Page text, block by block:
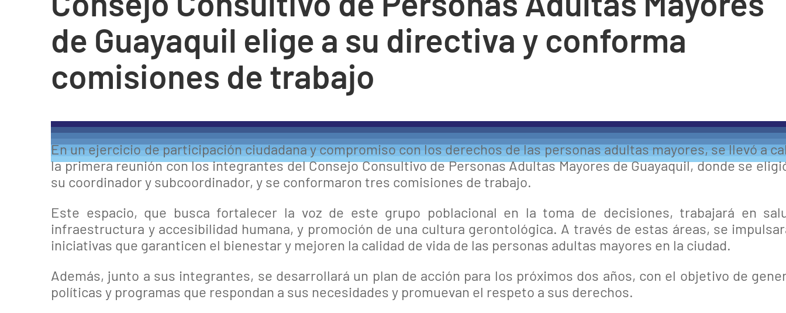
de Guayaquil elige a su directiva y conforma
comisiones de trabajo
En un ejercicio de participación ciudadana y compromiso con los derechos de las personas adultas mayores, se llevó a
la primera reunión con los integrantes del Consejo Consultivo de Personas Adultas Mayores de Guayaquil, donde se
su coordinador y subcoordinador, y se conformaron tres comisiones de trabajo.
Este espacio, que busca fortalecer la voz de este grupo poblacional en la toma de decisiones, trabajará en
infraestructura y accesibilidad humana, y promoción de una cultura gerontológica. A través de estas áreas, se
iniciativas que garanticen el bienestar y mejoren la calidad de vida de las personas adultas mayores en la ciudad.
Además, junto a sus integrantes, se desarrollará un plan de acción para los próximos dos años, con el objetivo de
políticas y programas que respondan a sus necesidades y promuevan el respeto a sus derechos.